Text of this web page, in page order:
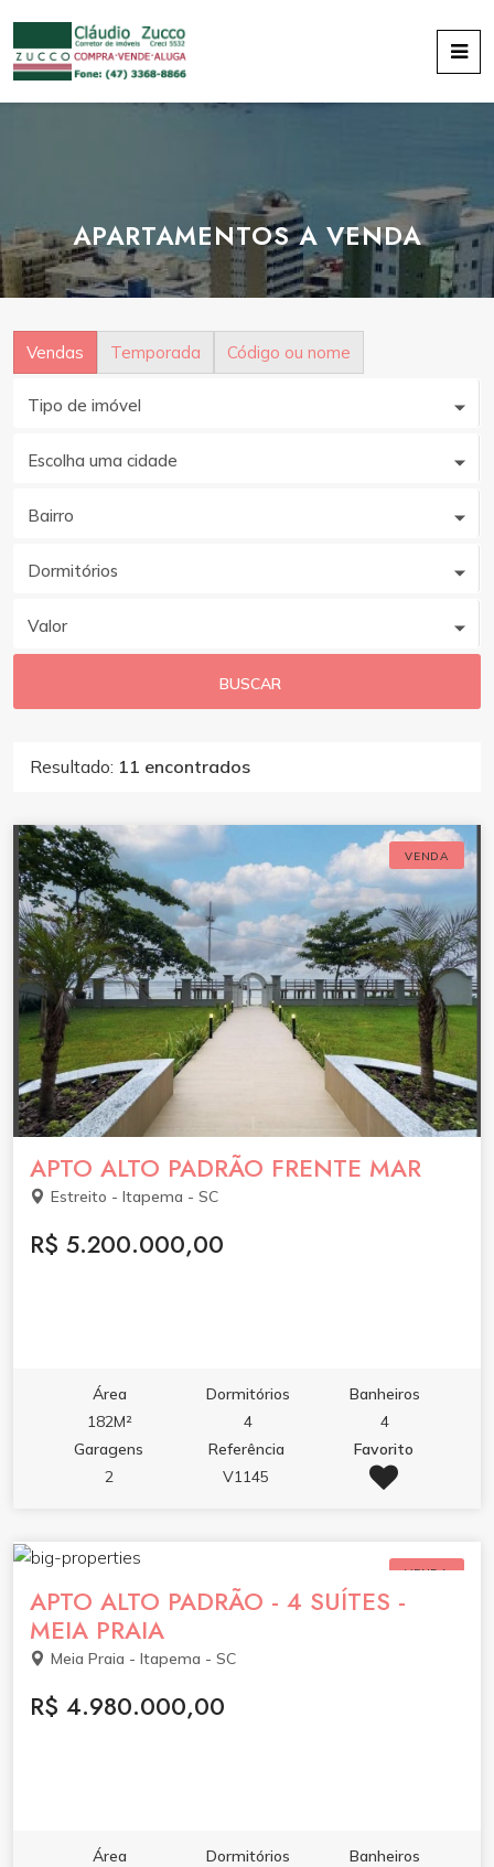
APARTAMENTOS A VENDA
Vendas Temporada Código ou nome
Tipo de imóvel
Escolha uma cidade
Bairro
Dormitórios
Valor
BUSCAR
Resultado: 11 encontrados
VENDA
APTO ALTO PADRÃO FRENTE MAR
Estreito - Itapema - SC
R$ 5.200.000,00
Área
182M²
Dormitórios
4
Banheiros
4
Garagens
2
Referência
V1145
Favorito
VENDA
APTO ALTO PADRÃO - 4 SUÍTES -
MEIA PRAIA
Meia Praia - Itapema - SC
R$ 4.980.000,00
Área
Dormitórios
Banheiros